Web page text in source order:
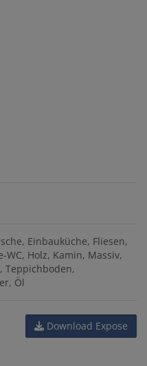
Einbauküche Fliesen
WC Holz Kamin Massiv
Teppichboden
Öl
Download Expose